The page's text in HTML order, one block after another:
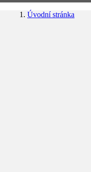
Úvodní stránka